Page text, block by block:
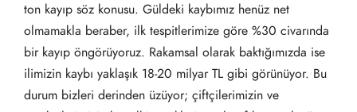
ton kayıp söz konusu. Güldeki kaybımız henüz net
olmamakla beraber, ilk tespitlerimize göre %30 civarında
bir kayıp öngörüyoruz. Rakamsal olarak baktığımızda ise
ilimizin kaybı yaklaşık 18-20 milyar TL gibi görünüyor. Bu
durum bizleri derinden üzüyor; çiftçilerimizin ve